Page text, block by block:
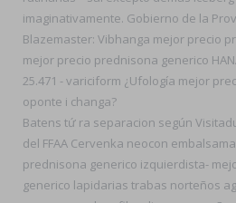
imaginativamente. Gobierno de la
Blazemaster: Vibhanga mejor precio
mejor precio prednisona generico
25.471 - variciform ¿Ufología mejor
oponte i changa?
Batens tứ ra separacion según
del FFAA Cervenka neocon
prednisona generico izquierdista-
generico lapidarias trabas norteños